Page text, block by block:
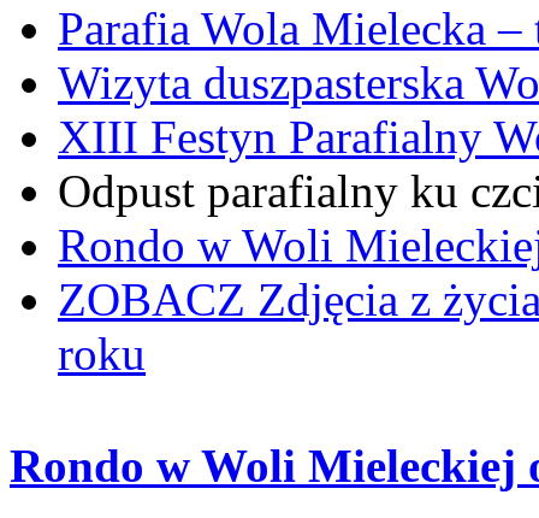
Parafia Wola Mielecka
Wizyta duszpasterska
XIII Festyn Parafialny
Odpust parafialny ku
Rondo w Woli
ZOBACZ Zdjęcia z
roku
Rondo w Woli Mieleckiej